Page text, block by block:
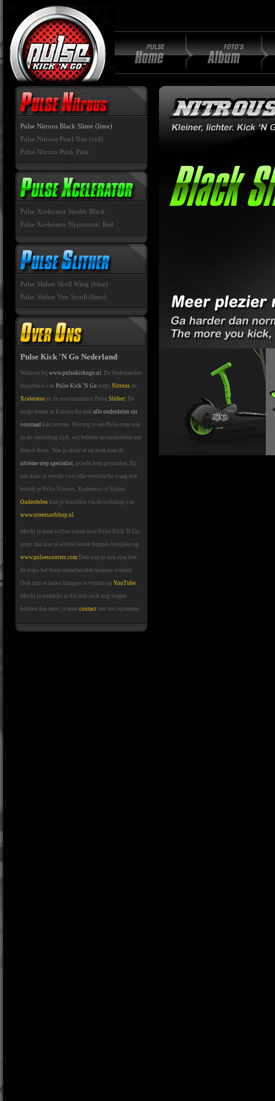
Pulse Nitrous Black Slime (lime)
Pulse Nitrous Pearl Nite (red)
Pulse Nitrous Punk Pink
Pulse Xcelerator Stealth Black
Pulse Xcelerator Hypersonic Red
Pulse Slither Skull Wing (blue)
Pulse Slither Von Scroll (lime)
Pulse Kick 'N Go Nederland
Welkom bij www.pulsekickngo.nl . De Nederlandse
thuisbasis van Pulse Kick 'N Go steps Nitrous en
Xcelerator en de revolutionaire Pulse Slither! De
enige dealer in Europa die ook alle onderdelen uit
voorraad kan leveren. Hoe erg je een Pulse step ook
in de vernieling rijdt, wij hebben de onderdelen om
hem te fixen. Was je altijd al op zoek naar de
ultieme step specialist, je hebt hem gevonden. Bij
ons kunt je terecht voor elke technische vraag wat
betreft je Pulse Nitrous, Xcelerator of Slither.
Onderdelen kun je bestellen via de webshop van
www.streetsurfshop.nl.
Mocht je meer willen weten over Pulse Kick 'N Go
steps dan kun je allerlei leuke fimpjes bekijken op
www.pulsescooters.com Daar kun je ook zien hoe
de steps het beste onderhouden kunnen worden.
Ook zijn er leuke filmpjes te vinden op YouTube.
Mocht je ondanks al die info toch nog vragen
hebben dan moet je maar contact met ons opnemen.